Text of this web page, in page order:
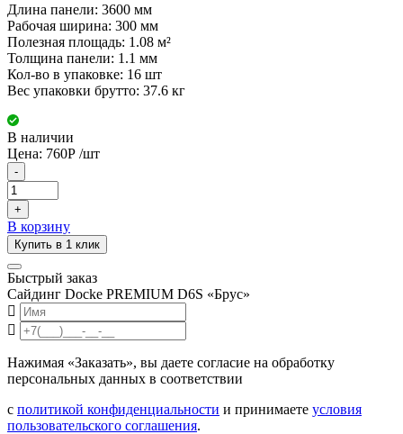
Длина панели: 3600 мм
Рабочая ширина: 300 мм
Полезная площадь: 1.08 м²
Толщина панели: 1.1 мм
Кол-во в упаковке: 16 шт
Вес упаковки брутто: 37.6 кг
В наличии
Цена: 760Р /шт
-
+
В корзину
Купить в 1 клик
Быстрый заказ
Сайдинг Docke PREMIUM D6S «Брус»
Нажимая «Заказать», вы даете согласие на обработку
персональных данных в соответствии
с политикой конфиденциальности и принимаете условия
пользовательского соглашения.